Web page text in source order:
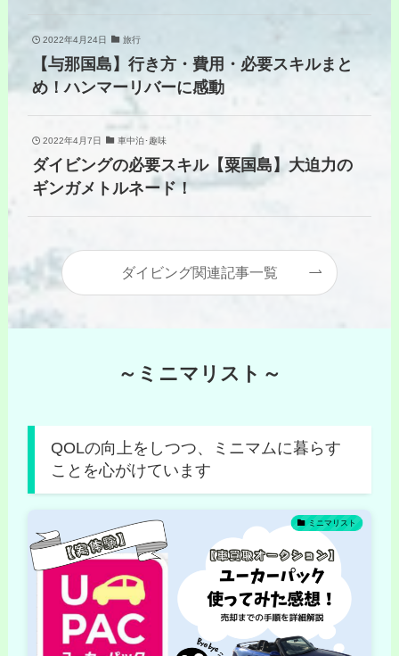
2022年4月24日 旅行
【与那国島】行き方・費用・必要スキルまと
め！ハンマーリバーに感動
2022年4月7日 車中泊･趣味
ダイビングの必要スキル【粟国島】大迫力の
ギンガメトルネード！
ダイビング関連記事一覧
～ミニマリスト～
QOLの向上をしつつ、ミニマムに暮らす
ことを心がけています
ミニマリスト